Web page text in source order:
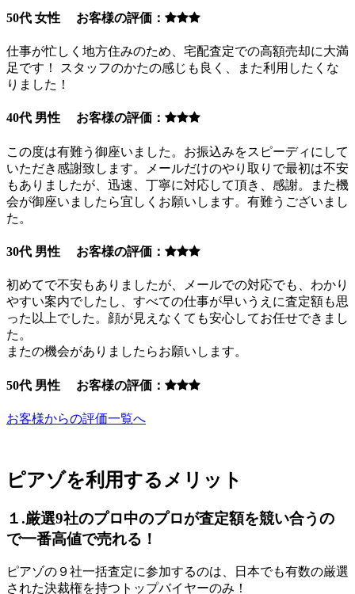
50代 女性 お客様の評価：
仕事が忙しく地方住みのため、宅配査定での高額売却に大満
足です！ スタッフのかたの感じも良く、また利用したくな
りました！
40代 男性 お客様の評価：
この度は有難う御座いました。お振込みをスピーディにして
いただき感謝致します。メールだけのやり取りで最初は不安
もありましたが、迅速、丁寧に対応して頂き、感謝。また機
会が御座いましたら宜しくお願いします。有難うございまし
た。
30代 男性 お客様の評価：
初めてで不安もありましたが、メールでの対応でも、わかり
やすい案内でしたし、すべての仕事が早いうえに査定額も思
った以上でした。顔が見えなくても安心してお任せできまし
た。
またの機会がありましたらお願いします。
50代 男性 お客様の評価：
お客様からの評価一覧へ
ピアゾを利用するメリット
１.厳選9社のプロ中のプロが査定額を競い合うの
で一番高値で売れる！
ピアゾの９社一括査定に参加するのは、日本でも有数の厳選
された決裁権を持つトップバイヤーのみ！